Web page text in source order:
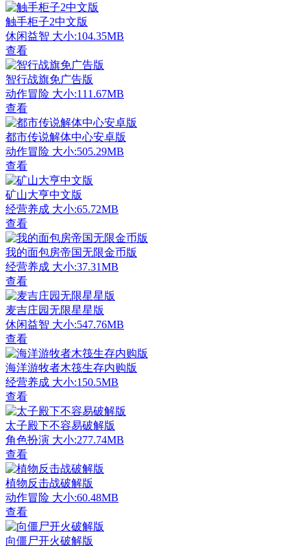
触手柜子2中文版
休闲益智 大小:104.35MB
查看
智行战旗免广告版
动作冒险 大小:111.67MB
查看
都市传说解体中心安卓版
动作冒险 大小:505.29MB
查看
矿山大亨中文版
经营养成 大小:65.72MB
查看
我的面包房帝国无限金币版
经营养成 大小:37.31MB
查看
麦吉庄园无限星星版
休闲益智 大小:547.76MB
查看
海洋游牧者木筏生存内购版
经营养成 大小:150.5MB
查看
太子殿下不容易破解版
角色扮演 大小:277.74MB
查看
植物反击战破解版
动作冒险 大小:60.48MB
查看
向僵尸开火破解版